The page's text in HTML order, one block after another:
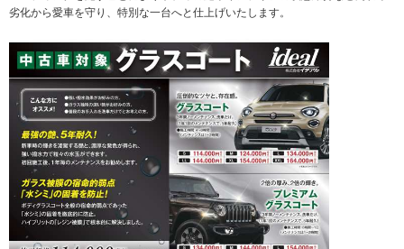
劣化から愛車を守り、特別な一台へと仕上げいたします。